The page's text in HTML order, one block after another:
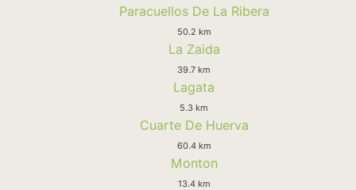
Paracuellos De La Ribera
50.2 km
La Zaida
39.7 km
Lagata
5.3 km
Cuarte De Huerva
60.4 km
Monton
13.4 km